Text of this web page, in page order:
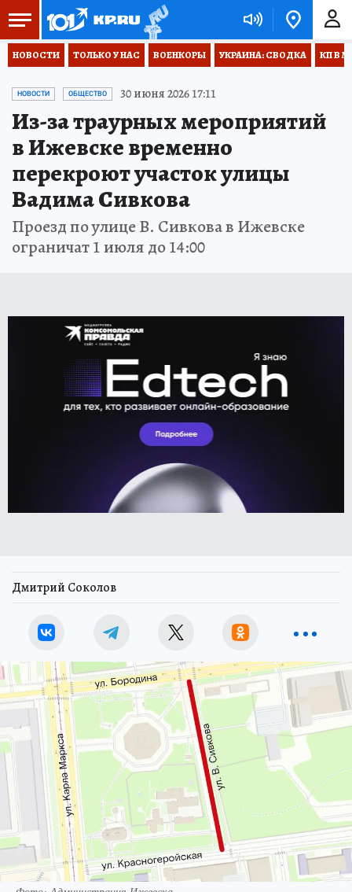
НОВОСТИ ТОЛЬКО У НАС ВОЕНКОРЫ УКРАИНА: СВОДКА КП В
НОВОСТИ ОБЩЕСТВО 30 июня 2026 17:11
Из-за траурных мероприятий
в Ижевске временно
перекроют участок улицы
Вадима Сивкова
Проезд по улице В. Сивкова в Ижевске
ограничат 1 июля до 14:00
Дмитрий Соколов